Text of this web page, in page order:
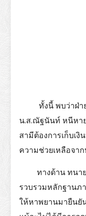
ทั้งนี้ พบว่าฝ่าย
น.ส.ณัฐนันท์ หนีหา
สามีต้องการเก็บเงิ
ความช่วยเหลือจ
ทางด้าน ทนาย
รวบรวมหลักฐานภ
ให้หาพยานมายืนยั